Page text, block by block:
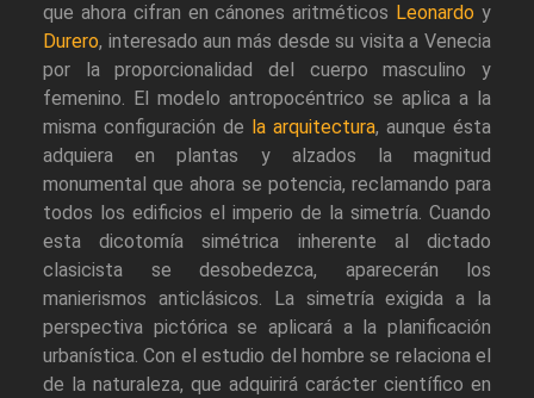
que ahora cifran en cánones aritméticos Leonardo y
Durero, interesado aun más desde su visita a Venecia
por la proporcionalidad del cuerpo masculino y
femenino. El modelo antropocéntrico se aplica a la
misma configuración de la arquitectura, aunque ésta
adquiera en plantas y alzados la magnitud
monumental que ahora se potencia, reclamando para
todos los edificios el imperio de la simetría. Cuando
esta dicotomía simétrica inherente al dictado
clasicista se desobedezca, aparecerán los
manierismos anticlásicos. La simetría exigida a la
perspectiva pictórica se aplicará a la planificación
urbanística. Con el estudio del hombre se relaciona el
de la naturaleza, que adquirirá carácter científico en